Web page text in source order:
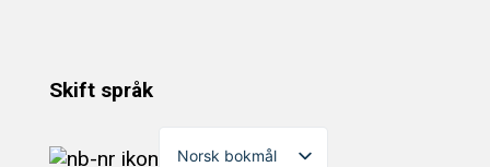
Skift språk
Norsk bokmål